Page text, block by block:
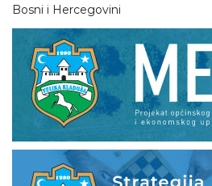
Bosni i Hercegovini